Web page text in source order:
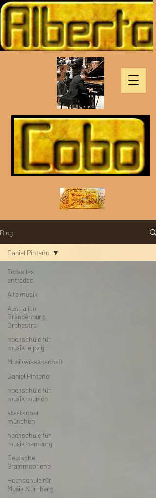
Blog
Todas las
entradas
Alte musik
Australian
Brandenburg
Orchestra
hochschule für
musik leipzig
Musikwissenschaft
Daniel Pinteño
hochschule für
musik munich
staatsoper
münchen
hochschule für
musik hamburg
Deutsche
Grammophone
Hochschule für
Musik Nürnberg
Daniel Pinteño